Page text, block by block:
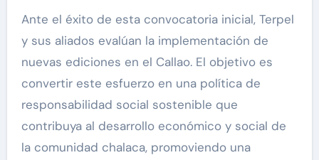
Ante el éxito de esta convocatoria inicial, Terpel
y sus aliados evalúan la implementación de
nuevas ediciones en el Callao. El objetivo es
convertir este esfuerzo en una política de
responsabilidad social sostenible que
contribuya al desarrollo económico y social de
la comunidad chalaca, promoviendo una